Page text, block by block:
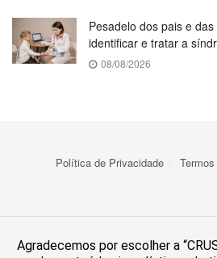
Pesadelo dos pais e
identificar e tratar a
08/08/2026
Política de Privacidade
Agradecemos por escolher a